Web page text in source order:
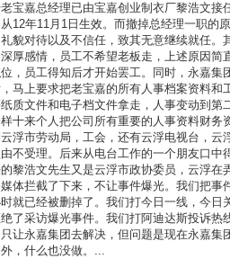
宝嘉总经理已由宝嘉创业制衣厂黎浩文接
12年11月1日生效。而撤掉总经理一职的
貌对待以及不信任，致其无意继续就任。
厚感情，员工不希望老板走，上述原因简
，员工得知后才开始罢工。同时，永嘉集
马上要求把老宝嘉的所有人事档案资料和
质文件和电子档文件拿走，人事变动到第
十来个人把公司所有重要的人事资料财务
浮市劳动局，工会，还有云浮电视台，云
不受理。后来从电台工作的一个朋友口中
黎浩文先生又是云浮市政协委员，云浮在
体拦截了下来，不让事件爆光。我们把事
就已经被删掉了。我们打今日一线，今日
了采访爆光事件。我们打阿迪达斯投诉热
让永嘉集团去解决，但问题是现在永嘉集
，什么也没做。...